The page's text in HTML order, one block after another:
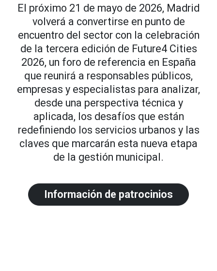
El próximo 21 de mayo de 2026, Madrid
volverá a convertirse en punto de
encuentro del sector con la celebración
de la tercera edición de Future4 Cities
2026, un foro de referencia en España
que reunirá a responsables públicos,
empresas y especialistas para analizar,
desde una perspectiva técnica y
aplicada, los desafíos que están
redefiniendo los servicios urbanos y las
claves que marcarán esta nueva etapa
de la gestión municipal.
Información de patrocinios